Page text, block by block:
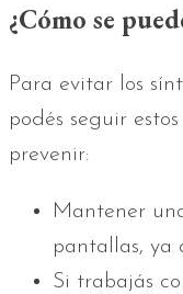
¿Cómo se
Para evitar los
podés seguir
prevenir:
Mantener
pantallas, ya
Si trabajás